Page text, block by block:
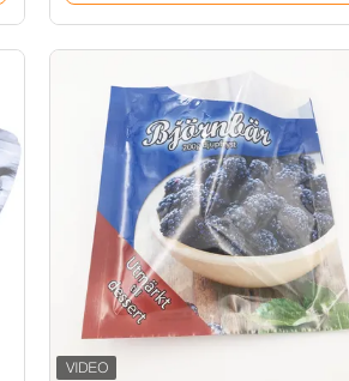
बिस्तर 40x60 सेमी स्पेस सेवर वैक्यूम स्टोरेज बैग